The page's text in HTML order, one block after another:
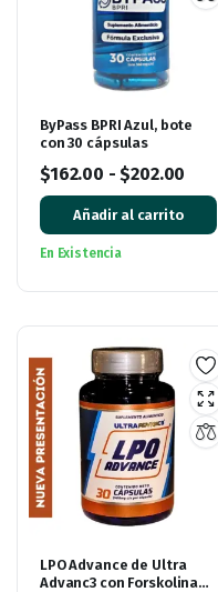
ByPass BPRI Azul, bote
con 30 cápsulas
$162.00 -$202.00
Añadir al carrito
En Existencia
LPO Advance de Ultra
Advanc3 con Forskolina